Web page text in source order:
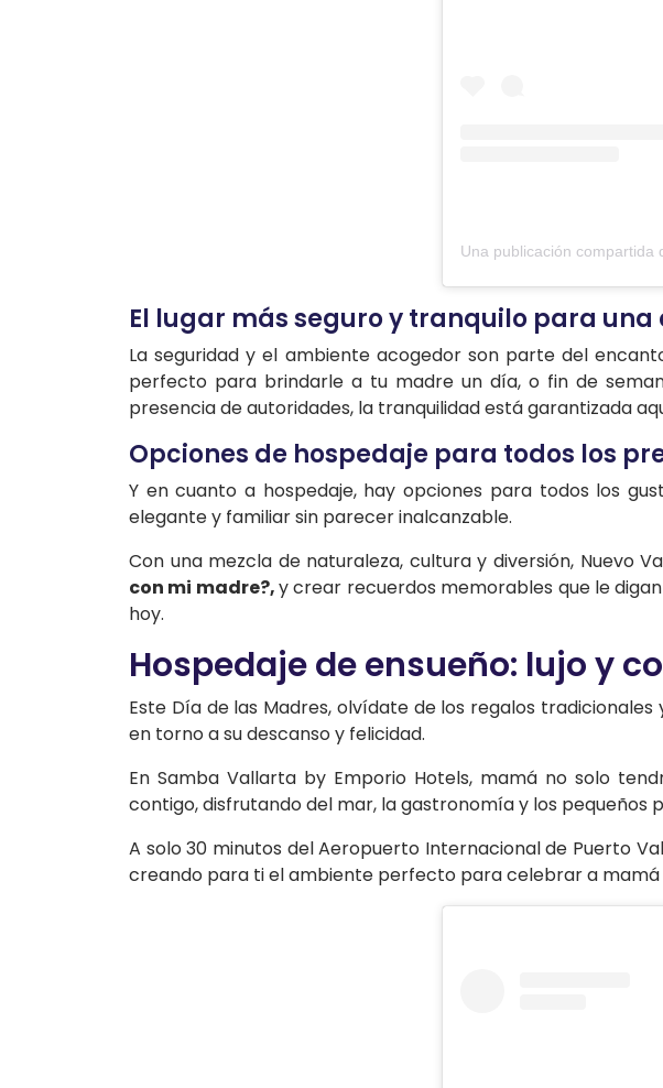
El lugar más seguro y tranquilo para
La seguridad y el ambiente acogedor son parte del
perfecto para brindarle a tu madre un día, o fin de
presencia de autoridades, la tranquilidad está garantizada
Opciones de hospedaje para todos los
Y en cuanto a hospedaje, hay opciones para todos los
elegante y familiar sin parecer inalcanzable.
Con una mezcla de naturaleza, cultura y diversión, Nuevo
con mi madre?,y crear recuerdos memorables que le
hoy.
Hospedaje de ensueño: lujo y
Este Día de las Madres, olvídate de los regalos
en torno a su descanso y felicidad.
En Samba Vallarta by Emporio Hotels, mamá no solo
contigo, disfrutando del mar, la gastronomía y los pequeños
A solo 30 minutos del Aeropuerto Internacional de Puerto
creando para ti el ambiente perfecto para celebrar a mamá